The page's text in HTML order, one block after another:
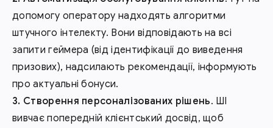
допомогу оператору надходять алгоритми
штучного інтелекту. Вони відповідають на всі
запити геймера (від ідентифікації до виведення
призових), надсилають рекомендації, інформують
про актуальні бонуси.
Створення персоналізованих рішень. ШІ
вивчає попередній клієнтський досвід, щоб